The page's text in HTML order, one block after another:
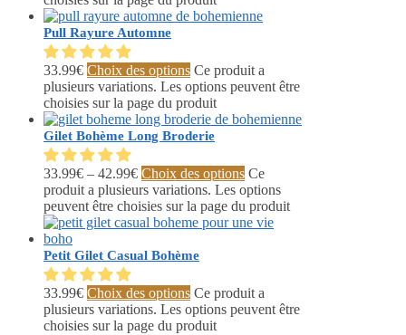
Pull Rayure Automne
33.99€ Choix des options Ce produit a
plusieurs variations. Les options peuvent être
choisies sur la page du produit
Gilet Bohème Long Broderie
33.99€ – 42.99€ Choix des options Ce
produit a plusieurs variations. Les options
peuvent être choisies sur la page du produit
Petit Gilet Casual Bohème
33.99€ Choix des options Ce produit a
plusieurs variations. Les options peuvent être
choisies sur la page du produit